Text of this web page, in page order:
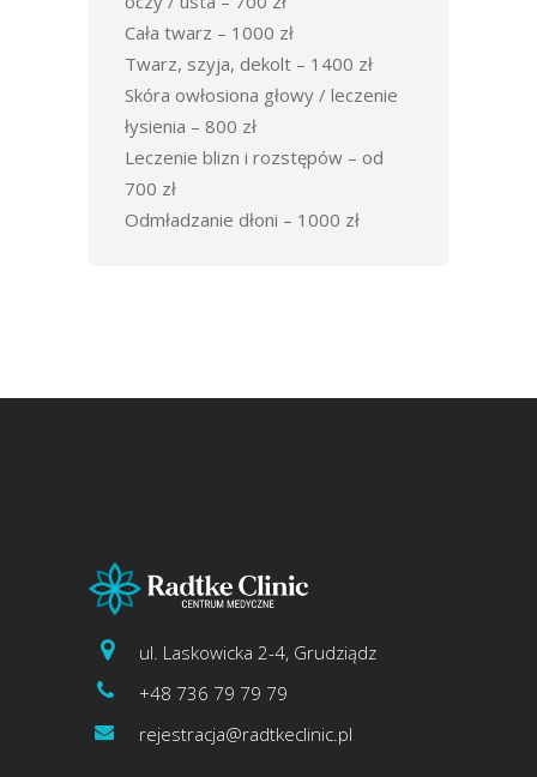
Cała twarz – 1000 zł
Twarz, szyja, dekolt – 1400 zł
Skóra owłosiona głowy / leczenie
łysienia – 800 zł
Leczenie blizn i rozstępów – od
700 zł
Odmładzanie dłoni – 1000 zł
ul. Laskowicka 2-4, Grudziądz
+48 736 79 79 79
rejestracja@radtkeclinic.pl